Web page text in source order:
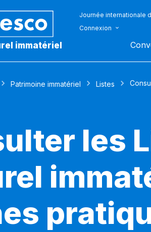
immatériel
Journée internationale
Connexion
Patrimoine immatériel Listes
les